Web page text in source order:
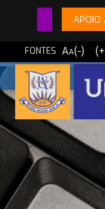
APOIO
FONTES AA(-)